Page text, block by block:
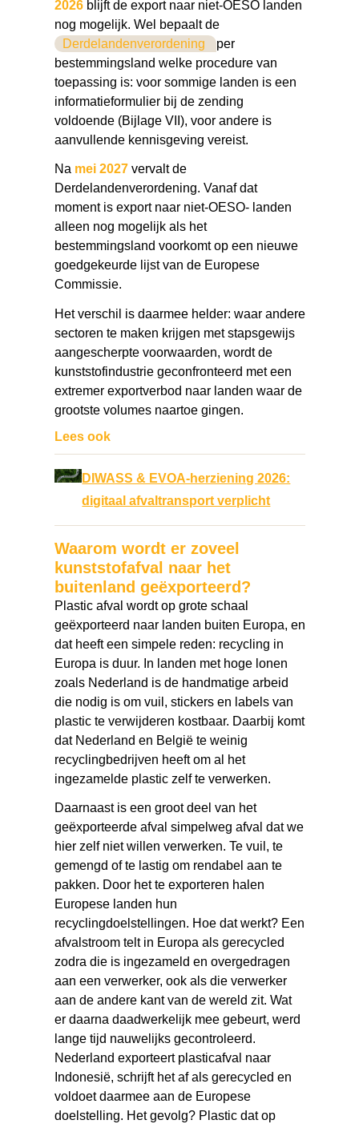
2026blijft de export naar niet-OESO landen
nog mogelijk. Wel bepaalt de
Derdelandenverordening
per
bestemmingsland welke procedure van
toepassing is: voor sommige landen is een
informatieformulier bij de zending
voldoende (Bijlage VII), voor andere is
aanvullende kennisgeving vereist.
Na mei 2027 vervalt de
Derdelandenverordening. Vanaf dat
moment is export naar niet-OESO- landen
alleen nog mogelijk als het
bestemmingsland voorkomt op een nieuwe
goedgekeurde lijst van de Europese
Commissie.
Het verschil is daarmee helder: waar andere
sectoren te maken krijgen met stapsgewijs
aangescherpte voorwaarden, wordt de
kunststofindustrie geconfronteerd met een
extremer exportverbod naar landen waar de
grootste volumes naartoe gingen.
Lees ook
DIWASS & EVOA-herziening 2026:
digitaal afvaltransport verplicht
Waarom wordt er zoveel
kunststofafval naar het
buitenland geëxporteerd?
Plastic afval wordt op grote schaal
geëxporteerd naar landen buiten Europa, en
dat heeft een simpele reden: recycling in
Europa is duur. In landen met hoge lonen
zoals Nederland is de handmatige arbeid
die nodig is om vuil, stickers en labels van
plastic te verwijderen kostbaar. Daarbij komt
dat Nederland en België te weinig
recyclingbedrijven heeft om al het
ingezamelde plastic zelf te verwerken.
Daarnaast is een groot deel van het
geëxporteerde afval simpelweg afval dat we
hier zelf niet willen verwerken. Te vuil, te
gemengd of te lastig om rendabel aan te
pakken. Door het te exporteren halen
Europese landen hun
recyclingdoelstellingen. Hoe dat werkt? Een
afvalstroom telt in Europa als gerecycled
zodra die is ingezameld en overgedragen
aan een verwerker, ook als die verwerker
aan de andere kant van de wereld zit. Wat
er daarna daadwerkelijk mee gebeurt, werd
lange tijd nauwelijks gecontroleerd.
Nederland exporteert plasticafval naar
Indonesië, schrijft het af als gerecycled en
voldoet daarmee aan de Europese
doelstelling. Het gevolg? Plastic dat op